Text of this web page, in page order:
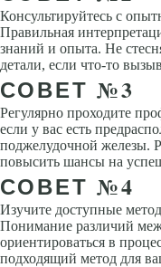
Консультируйтесь с
Правильная
знаний и опыта. Не
детали, если что-то
СОВЕТ №3
Регулярно проходите
если у вас есть
поджелудочной железы.
повысить шансы на
СОВЕТ №4
Изучите доступные
Понимание различий
ориентироваться в
подходящий метод для